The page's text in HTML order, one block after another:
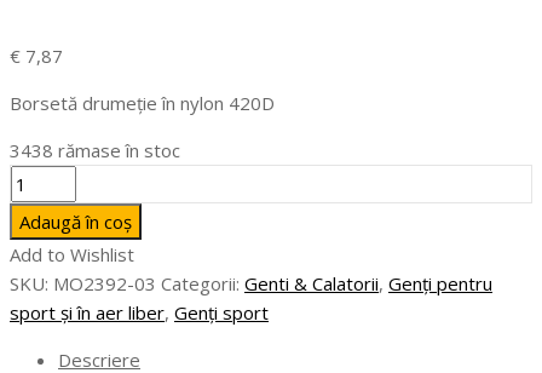
€ 7,87
Borsetă drumeție în nylon 420D
3438 rămase în stoc
Cantitate
NYKO
-
Borsetă
drumeție
în
nylon
Adaugă în coș
Add to Wishlist
SKU: MO2392-03 Categorii: Genti & Calatorii, Genți pentru
sport și în aer liber, Genți sport
Descriere